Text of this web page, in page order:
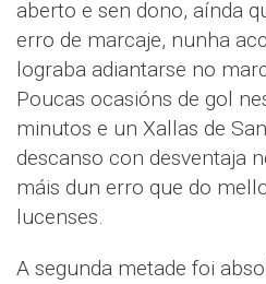
aberto e sen dono, aínda
erro de marcaje, nunha
lograba adiantarse no
Poucas ocasións de gol
minutos e un Xallas de
descanso con desventaja
máis dun erro que do
lucenses.
A segunda metade foi